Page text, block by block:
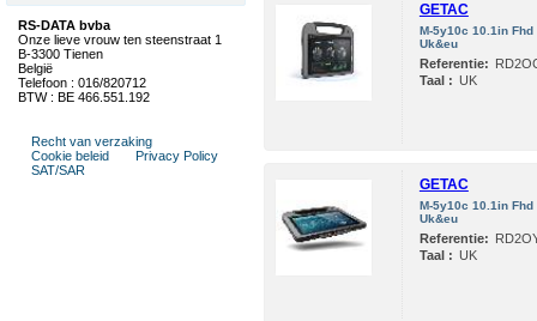
RS-DATA bvba
Onze lieve vrouw ten steenstraat 1
B-3300 Tienen
België
Telefoon : 016/820712
BTW : BE 466.551.192
Recht van verzaking
Cookie beleid
Privacy Policy
SAT/SAR
GETAC
M-5y10c 10.1in Fhd
Uk&eu
Referentie:
Taal : UK
GETAC
M-5y10c 10.1in Fhd
Uk&eu
Referentie:
Taal : UK